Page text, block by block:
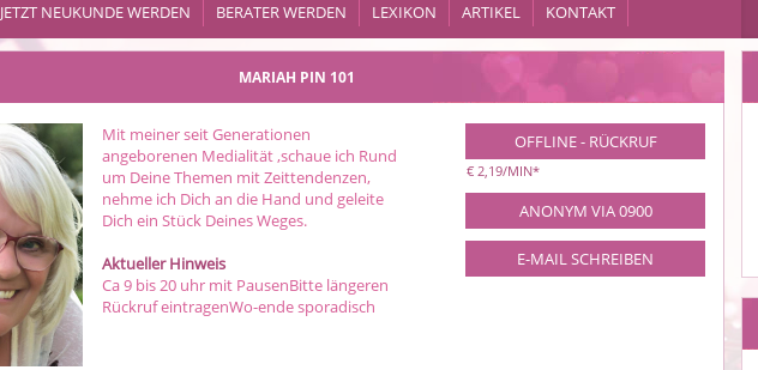
JETZT NEUKUNDE WERDEN BERATER WERDEN LEXIKON ARTIKEL KONTAKT
MARIAH PIN 101
Mit meiner seit Generationen
angeborenen Medialität ,schaue ich Rund
um Deine Themen mit Zeittendenzen,
nehme ich Dich an die Hand und geleite
Dich ein Stück Deines Weges.
Aktueller Hinweis
Ca 9 bis 20 uhr mit PausenBitte längeren
Rückruf eintragenWo-ende sporadisch
OFFLINE - RÜCKRUF
€ 2,19/MIN*
ANONYM VIA 0900
E-MAIL SCHREIBEN